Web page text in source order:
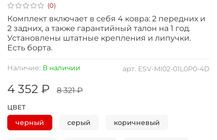
(0)
арт. ESV-MI02-01L0P0-4D
Наличие: В наличии
4 352 ₽ 8 321 ₽
ЦВЕТ
черный серый коричневый
Комплект включает в себя 4 ковра: 2 передних и
2 задних, а также гарантийный талон на 1 год.
Установлены штатные крепления и липучки.
Есть борта.